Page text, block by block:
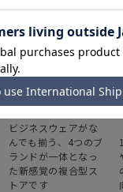
スーツスクエア
ビジネスウェアがな
んでも揃う、4つのブ
ランドが一体となっ
た新感覚の複合型ス
トアです